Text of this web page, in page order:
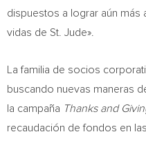
dispuestos a lograr aún más
vidas de St. Jude».
La familia de socios
buscando nuevas maneras
la campaña Thanks and
recaudación de fondos en